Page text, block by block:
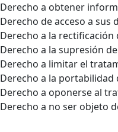
Derecho a obtener
Derecho de acceso a sus
Derecho a la rectificación
Derecho a la supresión
Derecho a limitar el
Derecho a la portabilidad
Derecho a oponerse al
Derecho a no ser objeto